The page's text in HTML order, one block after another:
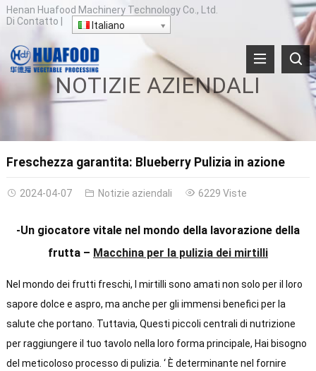
Henan Huafood Machinery Technology Co., Ltd.
Di Contatto Italiano
NOTIZIE AZIENDALI
Freschezza garantita: Blueberry Pulizia in azione
2024-04-07 Notizie aziendali 6229 Viste
-Un giocatore vitale nel mondo della lavorazione della
frutta – Macchina per la pulizia dei mirtilli
Nel mondo dei frutti freschi, I mirtilli sono amati non solo per il loro
sapore dolce e aspro, ma anche per gli immensi benefici per la
salute che portano. Tuttavia, Questi piccoli centrali di nutrizione
per raggiungere il tuo tavolo nella loro forma principale, Hai bisogno
del meticoloso processo di pulizia. ‘ È determinante nel fornire